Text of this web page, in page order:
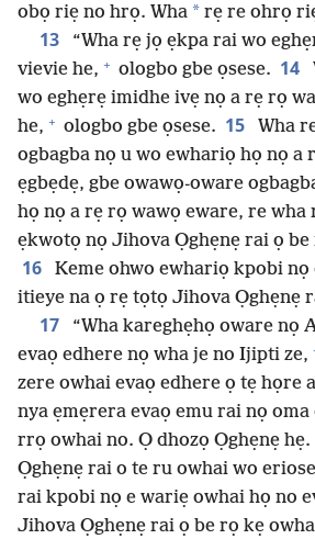
obọ riẹ no hrọ. Wha * rẹ re ohrọ
13
“Wha rẹ jọ ẹkpa rai wo
vievie he, + ologbo gbe ọsese. 14
wo eghẹrẹ imidhe ivẹ nọ a rẹ rọ
he, + ologbo gbe ọsese. 15
Wha
ogbagba nọ u wo ewhariọ họ nọ a
ẹgbẹdẹ, gbe owawọ-oware
họ nọ a rẹ rọ wawọ eware, re wha
ẹkwotọ nọ Jihova Ọghẹnẹ rai ọ
16
Keme ohwo ewhariọ kpobi
itieye na ọ rẹ tọtọ Jihova Ọghẹnẹ
17
“Wha kareghẹhọ oware nọ
evaọ edhere nọ wha je no Ijipti ze,
zere owhai evaọ edhere ọ tẹ họre
nya ẹmẹrera evaọ emu rai nọ
rrọ owhai no. Ọ dhozọ Ọghẹnẹ hẹ.
Ọghẹnẹ rai o te ru owhai wo
rai kpobi nọ e wariẹ owhai họ no
Jihova Ọghẹnẹ rai ọ be rọ kẹ